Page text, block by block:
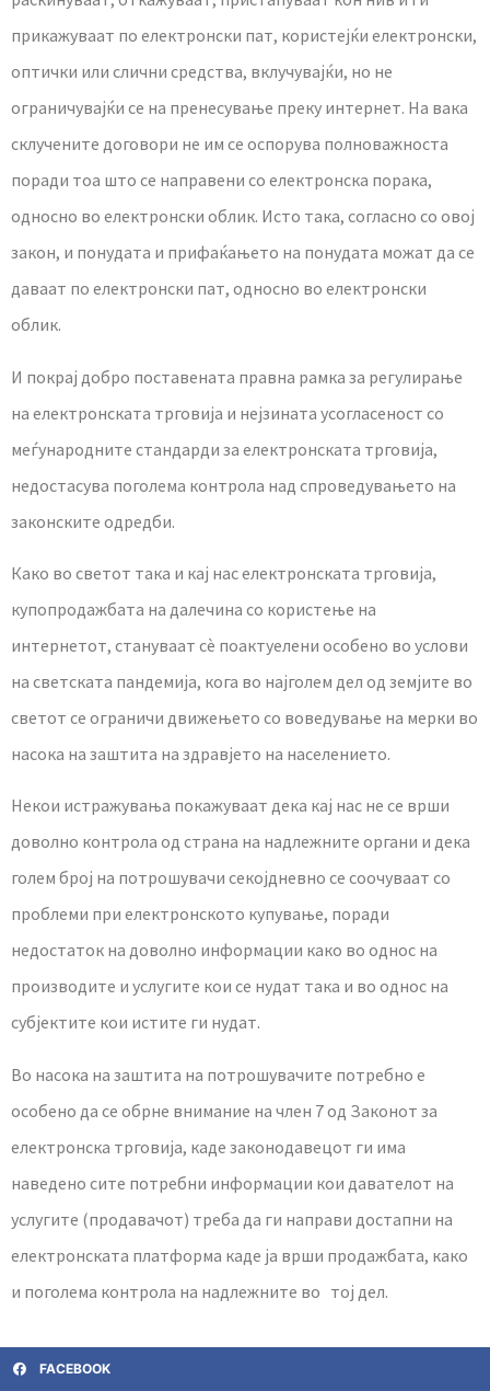
прикажуваат по електронски пат, користејќи електронски,
оптички или слични средства, вклучувајќи, но не
ограничувајќи се на пренесување преку интернет. На вака
склучените договори не им се оспорува полноважноста
поради тоа што се направени со електронска порака,
односно во електронски облик. Исто така, согласно со овој
закон, и понудата и прифаќањето на понудата можат да се
даваат по електронски пат, односно во електронски
облик.
И покрај добро поставената правна рамка за регулирање
на електронската трговија и нејзината усогласеност со
меѓународните стандарди за електронската трговија,
недостасува поголема контрола над спроведувањето на
законските одредби.
Како во светот така и кај нас електронската трговија,
купопродажбата на далечина со користење на
интернетот, стануваат сѐ поактуелени особено во услови
на светската пандемија, кога во најголем дел од земјите во
светот се ограничи движењето со воведување на мерки во
насока на заштита на здравјето на населението.
Некои истражувања покажуваат дека кај нас не се врши
доволно контрола од страна на надлежните органи и дека
голем број на потрошувачи секојдневно се соочуваат со
проблеми при електронското купување, поради
недостаток на доволно информации како во однос на
производите и услугите кои се нудат така и во однос на
субјектите кои истите ги нудат.
Во насока на заштита на потрошувачите потребно е
особено да се обрне внимание на член 7 од Законот за
електронска трговија, каде законодавецот ги има
наведено сите потребни информации кои давателот на
услугите (продавачот) треба да ги направи достапни на
електронската платформа каде ја врши продажбата, како
и поголема контрола на надлежните во тој дел.
FACEBOOK